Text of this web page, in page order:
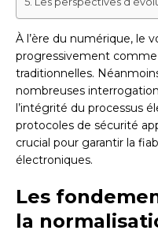
À l’ère du numérique, le
progressivement
traditionnelles.
nombreuses
l’intégrité du processus
protocoles de sécurité
crucial pour garantir la
électroniques.
Les
la